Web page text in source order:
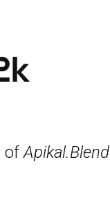
ofApikal.Blend